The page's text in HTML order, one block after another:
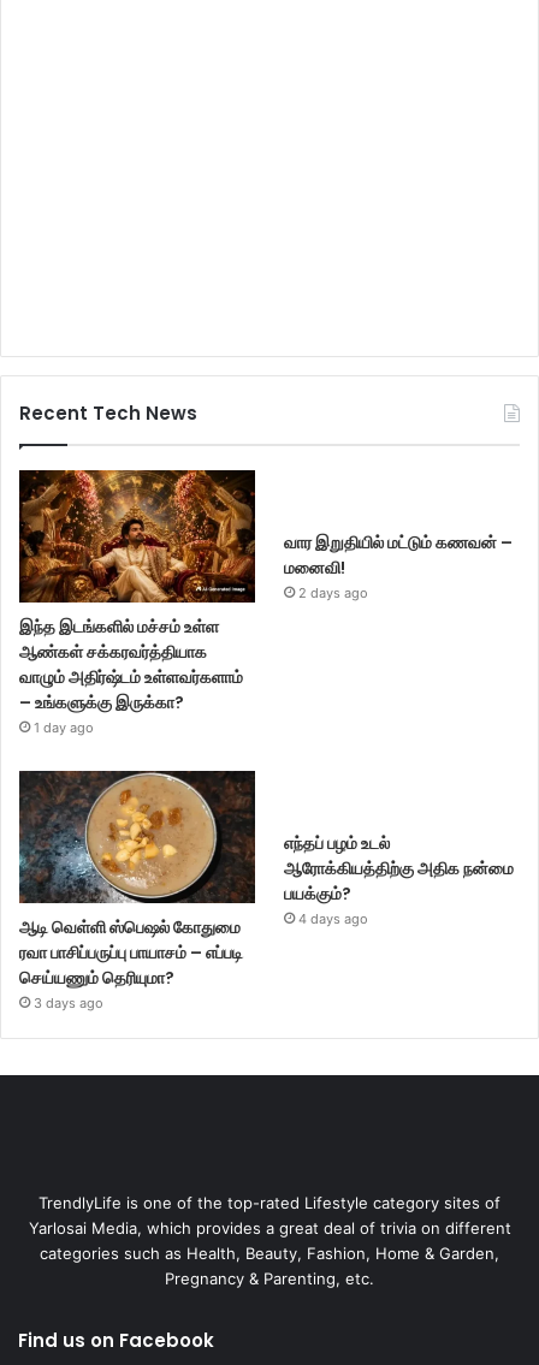
Recent Tech News
இந்த இடங்களில் மச்சம் உள்ள
ஆண்கள் சக்கரவர்த்தியாக
வாழும் அதிர்ஷ்டம் உள்ளவர்களாம்
– உங்களுக்கு இருக்கா?
1 day ago
வார இறுதியில் மட்டும் கணவன் –
மனைவி!
2 days ago
ஆடி வெள்ளி ஸ்பெஷல் கோதுமை
ரவா பாசிப்பருப்பு பாயாசம் – எப்படி
செய்யணும் தெரியுமா?
3 days ago
எந்தப் பழம் உடல்
ஆரோக்கியத்திற்கு அதிக நன்மை
பயக்கும்?
4 days ago
TrendlyLife is one of the top-rated Lifestyle category sites of
Yarlosai Media, which provides a great deal of trivia on different
categories such as Health, Beauty, Fashion, Home & Garden,
Pregnancy & Parenting, etc.
Find us on Facebook